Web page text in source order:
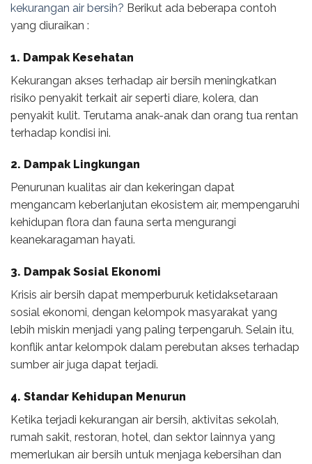
kekurangan air bersih? Berikut ada beberapa contoh
yang diuraikan :
1. Dampak Kesehatan
Kekurangan akses terhadap air bersih meningkatkan
risiko penyakit terkait air seperti diare, kolera, dan
penyakit kulit. Terutama anak-anak dan orang tua rentan
terhadap kondisi ini.
2. Dampak Lingkungan
Penurunan kualitas air dan kekeringan dapat
mengancam keberlanjutan ekosistem air, mempengaruhi
kehidupan flora dan fauna serta mengurangi
keanekaragaman hayati.
3. Dampak Sosial Ekonomi
Krisis air bersih dapat memperburuk ketidaksetaraan
sosial ekonomi, dengan kelompok masyarakat yang
lebih miskin menjadi yang paling terpengaruh. Selain itu,
konflik antar kelompok dalam perebutan akses terhadap
sumber air juga dapat terjadi.
4. Standar Kehidupan Menurun
Ketika terjadi kekurangan air bersih, aktivitas sekolah,
rumah sakit, restoran, hotel, dan sektor lainnya yang
memerlukan air bersih untuk menjaga kebersihan dan